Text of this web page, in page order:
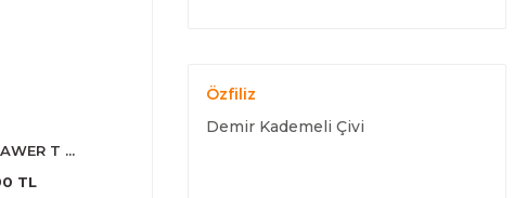
T ...
TL
Özfiliz
Demir Kademeli Çivi